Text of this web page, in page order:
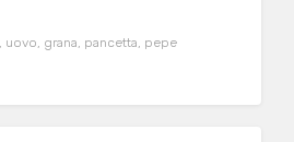
grana, pancetta, pepe